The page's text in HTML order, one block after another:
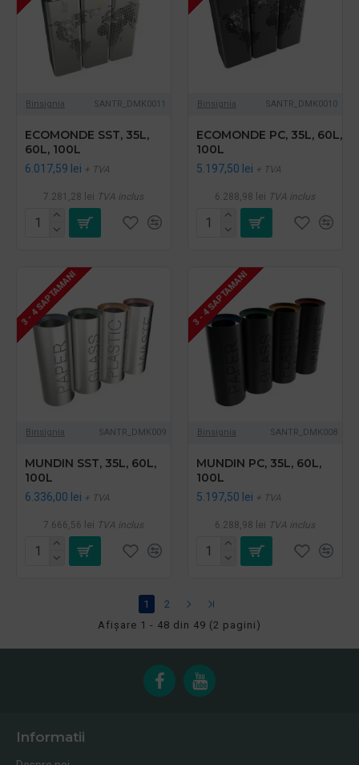
Binsignia SANTR_DMK0011
ECOMONDE SST, 35L,
60L, 100L
6.017,59 lei + TVA
7.281,28 lei TVA inclus
Binsignia SANTR_DMK0010
ECOMONDE PC, 35L, 60L,
100L
5.197,50 lei + TVA
6.288,98 lei TVA inclus
3 - 4 SAPTAMANI
Binsignia SANTR_DMK009
MUNDIN SST, 35L, 60L,
100L
6.336,00 lei + TVA
7.666,56 lei TVA inclus
3 - 4 SAPTAMANI
Binsignia SANTR_DMK008
MUNDIN PC, 35L, 60L,
100L
5.197,50 lei + TVA
6.288,98 lei TVA inclus
1
2
Afişare 1 - 48 din 49 (2 pagini)
Informatii